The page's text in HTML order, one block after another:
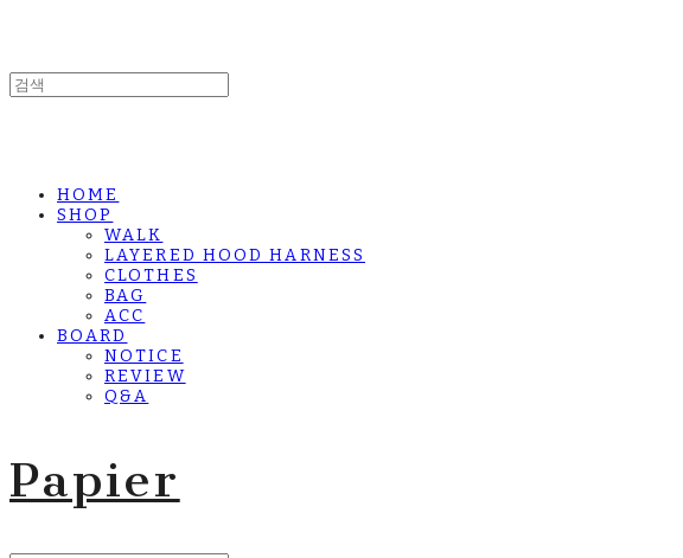
HOME
SHOP
WALK
LAYERED HOOD HARNESS
CLOTHES
BAG
ACC
BOARD
NOTICE
REVIEW
Q&A
Papier